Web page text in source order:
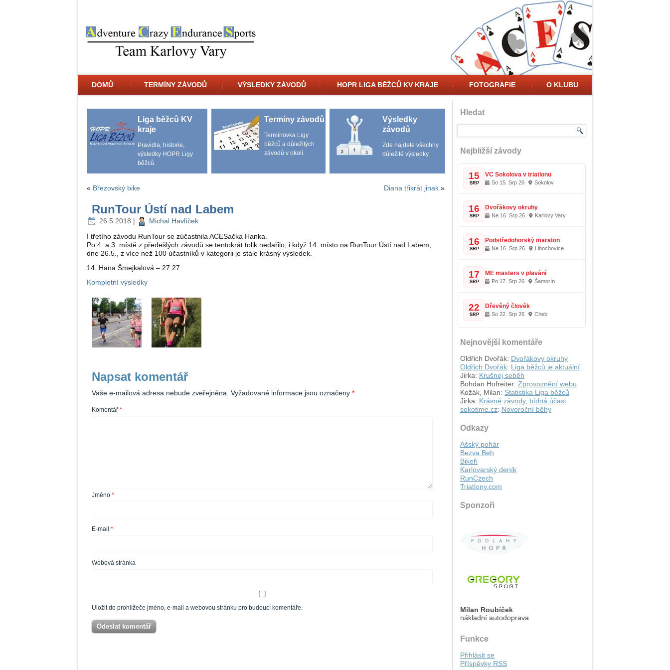
DOMŮ TERMÍNY ZÁVODŮ VÝSLEDKY ZÁVODŮ HOPR LIGA BĚŽCŮ KV KRAJE FOTOGRAFIE O KLUBU
Liga běžců KV
kraje
Pravidla, historie,
výsledky HOPR Ligy
běžců.
Termíny závodů
Termínovka Ligy
běžců a důležitých
závodů v okolí.
Výsledky
závodů
Zde najdete všechny
důležité výsledky.
« Březovský bike Diana třikrát jinak »
RunTour Ústí nad Labem
26.5.2018 |
Michal Havlíček
I třetího závodu RunTour se zúčastnila ACESačka Hanka.
Po 4. a 3. místě z předešlých závodů se tentokrát tolik nedařilo, i když 14. místo na RunTour Ústí nad Labem,
dne 26.5., z více než 100 účastníků v kategorii je stále krásný výsledek.
14. Hana Šmejkalová – 27:27
Kompletní výsledky
Napsat komentář
Vaše e-mailová adresa nebude zveřejněna. Vyžadované informace jsou označeny *
Komentář *
Jméno *
E-mail *
Webová stránka
Uložit do prohlížeče jméno, e-mail a webovou stránku pro budoucí komentáře.
Hledat
Nejbližší závody
15
SRP
VC Sokolova v triatlonu
So 15. Srp 26 Sokolov
16
SRP
Dvořákovy okruhy
Ne 16. Srp 26 Karlovy Vary
16
SRP
Podstředohorský maraton
Ne 16. Srp 26 Libochovice
17
SRP
ME masters v plavání
Po 17. Srp 26 Šamorín
22
SRP
Dřevěný člověk
So 22. Srp 26 Cheb
Nejnovější komentáře
Oldřich Dvořák: Dvořákovy okruhy
Oldřich Dvořák: Liga běžců je aktuální
Jirka: Krušnej seběh
Bohdan Hofreiter: Zprovoznění webu
Kožák, Milan: Statistika Liga běžců
Jirka: Krásné závody, bídná účast
sokotime.cz: Novoroční běhy
Odkazy
Ašský pohár
Bezva Beh
Bikeři
Karlovarský deník
RunCzech
Triatlony.com
Sponzoři
Milan Roubíček
nákladní autodoprava
Funkce
Přihlásit se
Příspěvky RSS